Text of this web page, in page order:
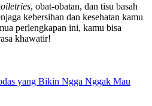
, obat-obatan, dan tisu basah
kebersihan dan kesehatan kamu
perlengkapan ini, kamu bisa
khawatir!
yang Bikin Ngga Nggak Mau